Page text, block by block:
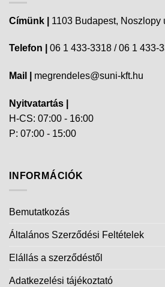
Címünk | 1103 Budapest, Noszlopy
Telefon | 06 1 433-3318 / 06 1 433-
Mail | megrendeles@suni-kft.hu
Nyitvatartás |
H-CS: 07:00 - 16:00
P: 07:00 - 15:00
INFORMÁCIÓK
Bemutatkozás
Általános Szerződési Feltételek
Elállás a szerződéstől
Adatkezelési tájékoztató